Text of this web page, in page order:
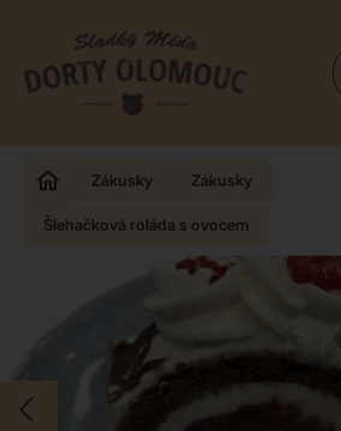
Dorty
ZakázkovéZákusky Zákusky
Šlehačková roláda s ovocem